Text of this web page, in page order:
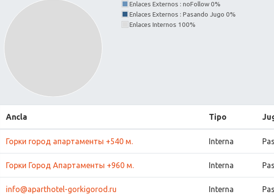
Enlaces Externos : noFollow 0%
Enlaces Externos : Pasando Jugo 0%
Enlaces Internos 100%
Ancla Tipo
Горки город апартаменты +540 м. Interna
Горки Город Апартаменты +960 м. Interna
info@aparthotel-gorkigorod.ru Interna